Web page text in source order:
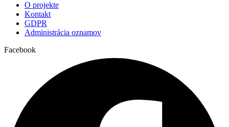
06:00
Farský kostol
Farský kostol
08:00
zbierka na pomoc farnosti Sečovská Polianka
Šalgovík
O projekte
Kontakt
GDPR
Administrácia oznamov
Facebook